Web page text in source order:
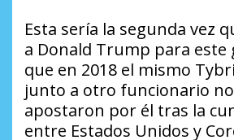
Esta sería la segunda vez
a Donald Trump para este
que en 2018 el mismo
junto a otro funcionario
apostaron por él tras la
entre Estados Unidos y